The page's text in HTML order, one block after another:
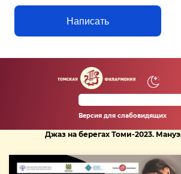
Написать
Версия для слабовидящих
Джаз на берегах Томи-2023.